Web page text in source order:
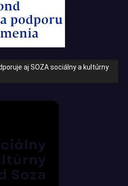
aj SOZA sociálny a kultúrny